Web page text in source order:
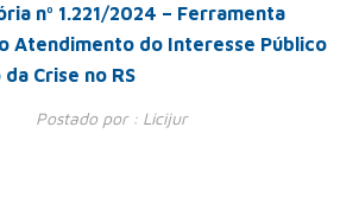
nº 1.221/2024 – Ferramenta
Atendimento do Interesse Público
Crise no RS
Postado por : Licijur